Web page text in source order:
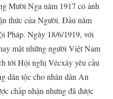
Mười Nga năm 1917 có ảnh
thức của Người. Đầu năm
Pháp. Ngày 18/6/1919, với
mặt những người Việt Nam
tới Hội nghị Vécxây yêu cầu
dân tộc cho nhân dân An
chấp nhận nhưng đã được